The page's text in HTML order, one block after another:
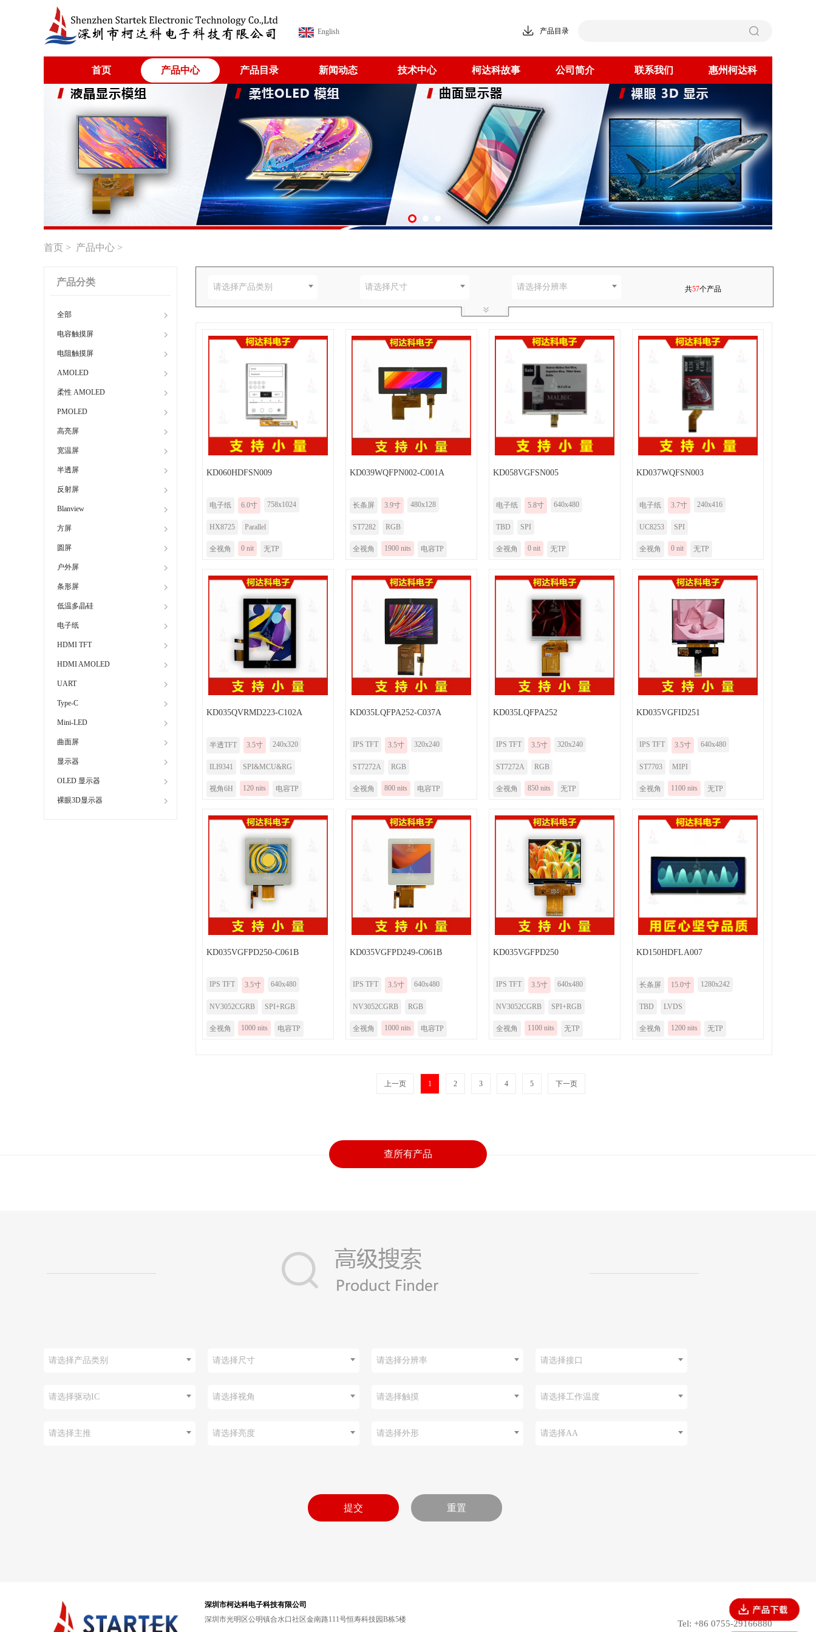
English 产品目录
首页 产品中心 产品目录 新闻动态 技术中心 柯达科故事 公司简介 联系我们 惠州柯达科
首页 > 产品中心 >
产品分类
全部
电容触摸屏
电阻触摸屏
AMOLED
柔性 AMOLED
PMOLED
高亮屏
宽温屏
半透屏
反射屏
Blanview
方屏
圆屏
户外屏
条形屏
低温多晶硅
电子纸
HDMI TFT
HDMI AMOLED
UART
Type-C
Mini-LED
曲面屏
显示器
OLED 显示器
裸眼3D显示器
请选择产品类别 请选择尺寸 请选择分辨率 共57个产品
KD060HDFSN009
电子纸 6.0寸 758x1024
HX8725 Parallel
全视角 0 nit 无TP
KD039WQFPN002-C001A
长条屏 3.9寸 480x128
ST7282 RGB
全视角 1900 nits 电容TP
KD058VGFSN005
电子纸 5.8寸 640x480
TBD SPI
全视角 0 nit 无TP
KD037WQFSN003
电子纸 3.7寸 240x416
UC8253 SPI
全视角 0 nit 无TP
KD035QVRMD223-C102A
半透TFT 3.5寸 240x320
ILI9341 SPI&MCU&RG
视角6H 120 nits 电容TP
KD035LQFPA252-C037A
IPS TFT 3.5寸 320x240
ST7272A RGB
全视角 800 nits 电容TP
KD035LQFPA252
IPS TFT 3.5寸 320x240
ST7272A RGB
全视角 850 nits 无TP
KD035VGFID251
IPS TFT 3.5寸 640x480
ST7703 MIPI
全视角 1100 nits 无TP
KD035VGFPD250-C061B
IPS TFT 3.5寸 640x480
NV3052CGRB SPI+RGB
全视角 1000 nits 电容TP
KD035VGFPD249-C061B
IPS TFT 3.5寸 640x480
NV3052CGRB RGB
全视角 1000 nits 电容TP
KD035VGFPD250
IPS TFT 3.5寸 640x480
NV3052CGRB SPI+RGB
全视角 1100 nits 无TP
KD150HDFLA007
长条屏 15.0寸 1280x242
TBD LVDS
全视角 1200 nits 无TP
上一页 1 2 3 4 5 下一页
查所有产品
请选择产品类别 请选择尺寸 请选择分辨率 请选择接口
请选择驱动IC 请选择视角 请选择触摸 请选择工作温度
请选择主推 请选择亮度 请选择外形 请选择AA
深圳市柯达科电子科技有限公司
深圳市光明区公明镇合水口社区金南路111号恒寿科技园B栋5楼
Tel: +86 0755-29166880